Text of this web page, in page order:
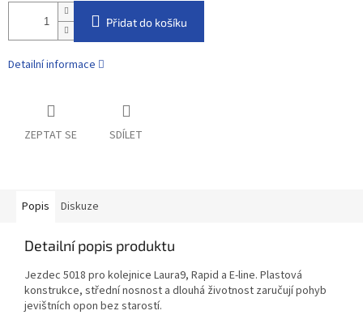
Přidat do košíku
Detailní informace
ZEPTAT SE SDÍLET
Popis Diskuze
Detailní popis produktu
Jezdec 5018 pro kolejnice Laura9, Rapid a E-line. Plastová
konstrukce, střední nosnost a dlouhá životnost zaručují pohyb
jevištních opon bez starostí.